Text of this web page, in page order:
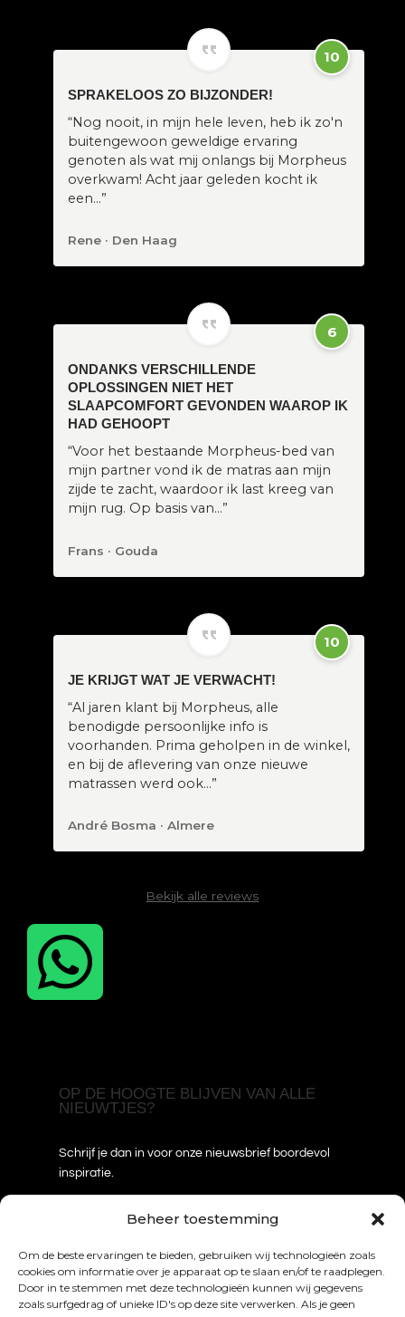
Beheer toestemming
Om de beste ervaringen te bieden, gebruiken wij technologieën zoals
cookies om informatie over je apparaat op te slaan en/of te raadplegen.
Door in te stemmen met deze technologieën kunnen wij gegevens
zoals surfgedrag of unieke ID's op deze site verwerken. Als je geen
10
SPRAKELOOS ZO BIJZONDER!
“Nog nooit, in mijn hele leven, heb ik zo'n
buitengewoon geweldige ervaring
genoten als wat mij onlangs bij Morpheus
overkwam! Acht jaar geleden kocht ik
een…”
Rene · Den Haag
6
ONDANKS VERSCHILLENDE
OPLOSSINGEN NIET HET
SLAAPCOMFORT GEVONDEN WAAROP IK
HAD GEHOOPT
“Voor het bestaande Morpheus-bed van
mijn partner vond ik de matras aan mijn
zijde te zacht, waardoor ik last kreeg van
mijn rug. Op basis van…”
Frans · Gouda
10
JE KRIJGT WAT JE VERWACHT!
“Al jaren klant bij Morpheus, alle
benodigde persoonlijke info is
voorhanden. Prima geholpen in de winkel,
en bij de aflevering van onze nieuwe
matrassen werd ook…”
André Bosma · Almere
Bekijk alle reviews

OP DE HOOGTE BLIJVEN VAN ALLE
NIEUWTJES?
Schrijf je dan in voor onze nieuwsbrief boordevol
inspiratie.
Achternaam*